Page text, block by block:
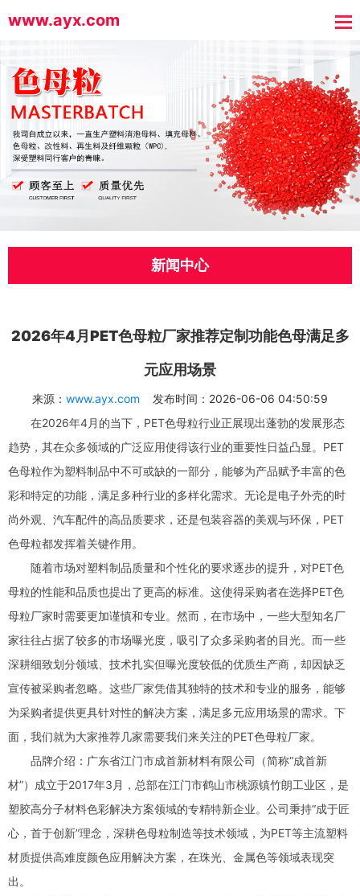
www.ayx.com
新闻中心
2026年4月PET色母粒厂家推荐定制功能色母满足多
元应用场景
来源： www.ayx.com 发布时间：2026-06-06 04:50:59
在2026年4月的当下，PET色母粒行业正展现出蓬勃的发展形态
趋势，其在众多领域的广泛应用使得该行业的重要性日益凸显。PET
色母粒作为塑料制品中不可或缺的一部分，能够为产品赋予丰富的色
彩和特定的功能，满足多种行业的多样化需求。无论是电子外壳的时
尚外观、汽车配件的高品质要求，还是包装容器的美观与环保，PET
色母粒都发挥着关键作用。
随着市场对塑料制品质量和个性化的要求逐步的提升，对PET色
母粒的性能和品质也提出了更高的标准。这使得采购者在选择PET色
母粒厂家时需要更加谨慎和专业。然而，在市场中，一些大型知名厂
家往往占据了较多的市场曝光度，吸引了众多采购者的目光。而一些
深耕细致划分领域、技术扎实但曝光度较低的优质生产商，却因缺乏
宣传被采购者忽略。这些厂家凭借其独特的技术和专业的服务，能够
为采购者提供更具针对性的解决方案，满足多元应用场景的需求。下
面，我们就为大家推荐几家需要我们来关注的PET色母粒厂家。
品牌介绍：广东省江门市成首新材料有限公司（简称“成首新
材”）成立于2017年3月，总部在江门市鹤山市桃源镇竹朗工业区，是
塑胶高分子材料色彩解决方案领域的专精特新企业。公司秉持“成于匠
心，首于创新”理念，深耕色母粒制造等技术领域，为PET等主流塑料
材质提供高难度颜色应用解决方案，在珠光、金属色等领域表现突
出。